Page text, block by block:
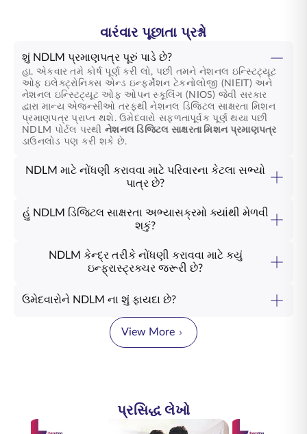
વારંવાર પૂછાતા પ્રશ્નો
શું NDLM પ્રમાણપત્ર પૂરું પાડે છે?
હા. એકવાર તમે કોર્ષ પૂર્ણ કરી લો, પછી તમને નેશનલ ઇન્સ્ટિટ્યૂટ
ઓફ ઇલેક્ટ્રોનિક્સ એન્ડ ઇન્ફર્મેશન ટેકનોલોજી (NIEIT) અને
નેશનલ ઇન્સ્ટિટ્યૂટ ઓફ ઓપન સ્કૂલિંગ (NIOS) જેવી સરકાર
દ્વારા માન્ય એજન્સીઓ તરફથી નેશનલ ડિજિટલ સાક્ષરતા મિશન
પ્રમાણપત્ર પ્રાપ્ત થશે. ઉમેદવારો સફળતાપૂર્વક પૂર્ણ થયા પછી
NDLM પોર્ટલ પરથી નેશનલ ડિજિટલ સાક્ષરતા મિશન પ્રમાણપત્ર
ડાઉનલોડ પણ કરી શકે છે.
NDLM માટે નોંધણી કરાવવા માટે પરિવારના કેટલા સભ્યો
પાત્ર છે?
હું NDLM ડિજિટલ સાક્ષરતા અભ્યાસક્રમો ક્યાંથી મેળવી
શકું?
NDLM કેન્દ્ર તરીકે નોંધણી કરાવવા માટે કયું
ઇન્ફ્રાસ્ટ્રક્ચર જરૂરી છે?
ઉમેદવારોને NDLM ના શું ફાયદા છે?
View More
પ્રસિદ્ધ લેખો